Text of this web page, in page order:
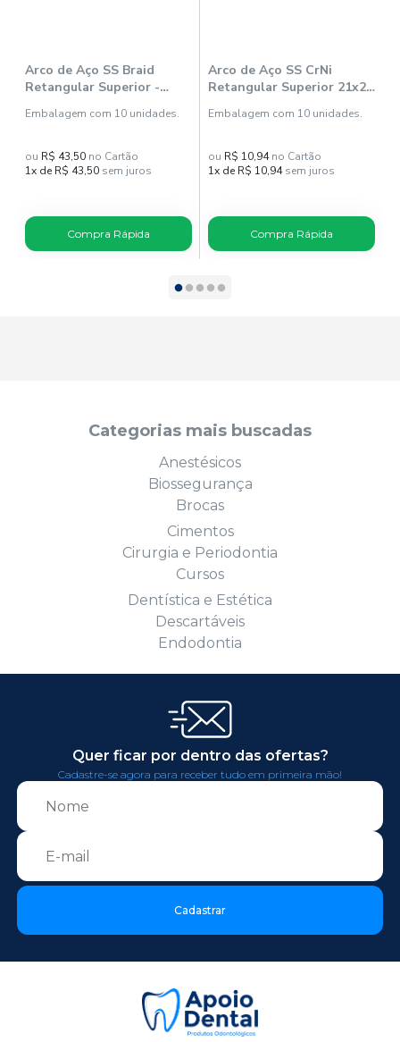
Arco de Aço SS Braid
Retangular Superior -
Embalagem com 10 unidades.
ou R$ 43,50 no Cartão
1x de R$ 43,50 sem juros
Compra Rápida
Arco de Aço SS CrNi
Retangular Superior 21x25
Embalagem com 10 unidades.
ou R$ 10,94no Cartão
1x de R$ 10,94sem juros
Compra Rápida
Categorias mais buscadas
Anestésicos
Biossegurança
Brocas
Cimentos
Cirurgia e Periodontia
Cursos
Dentística e Estética
Descartáveis
Endodontia
Quer ficar por dentro das ofertas?
Cadastre-se agora para receber tudo em primeira mão!
Cadastrar